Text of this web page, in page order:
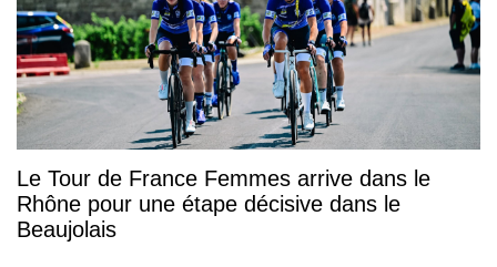
Le Tour de France Femmes arrive dans le
Rhône pour une étape décisive dans le
Beaujolais